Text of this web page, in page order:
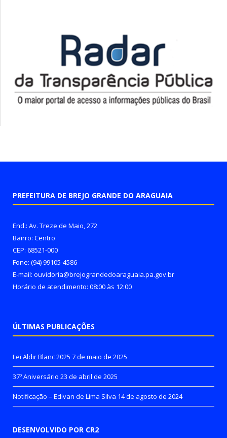
PREFEITURA DE BREJO GRANDE DO ARAGUAIA
End.: Av. Treze de Maio, 272
Bairro: Centro
CEP: 68521-000
Fone: (94) 99105-4586
E-mail: ouvidoria@brejograndedoaraguaia.pa.gov.br
Horário de atendimento: 08:00 às 12:00
ÚLTIMAS PUBLICAÇÕES
Lei Aldir Blanc 2025 7 de maio de 2025
37º Aniversário 23 de abril de 2025
Notificação – Edivan de Lima Silva 14 de agosto de 2024
DESENVOLVIDO POR CR2